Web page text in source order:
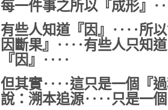
每一件事之所以『成形
有些人知道『因』‥‥所
因斷果』‥‥有些人只知
『因』‥‥
但其實‥‥這只是一個『
說：溯本追源‥‥只是一